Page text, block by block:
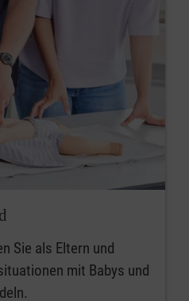
Sie als Eltern und
mit Babys und